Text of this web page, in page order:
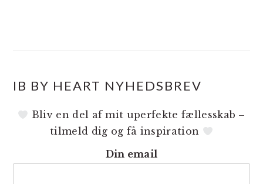
IB BY HEART NYHEDSBREV
Bliv en del af mit uperfekte fællesskab –
tilmeld dig og få inspiration
Din email